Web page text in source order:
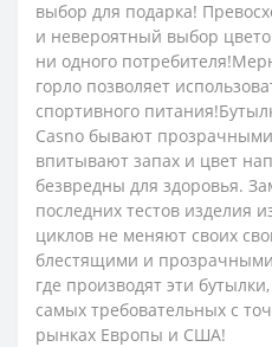
выбор для подарка!
и невероятный выбор
ни одного
горло позволяет
спортивного
Casno бывают
впитывают запах и цвет
безвредны для здоровья.
последних тестов изделия
циклов не меняют своих
блестящими и
где производят эти
самых требовательных с
рынках Европы и США!